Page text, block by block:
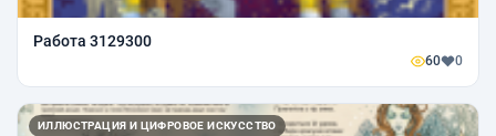
Работа 3129300
60 0
ИЛЛЮСТРАЦИЯ И ЦИФРОВОЕ ИСКУССТВО